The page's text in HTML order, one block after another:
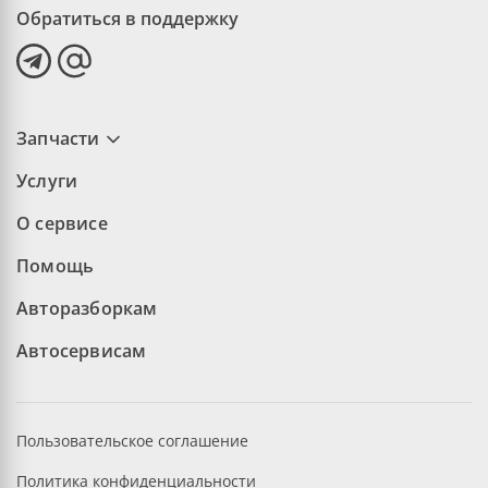
Обратиться в поддержку
Запчасти
Услуги
О сервисе
Помощь
Авторазборкам
Автосервисам
Пользовательское соглашение
Политика конфиденциальности